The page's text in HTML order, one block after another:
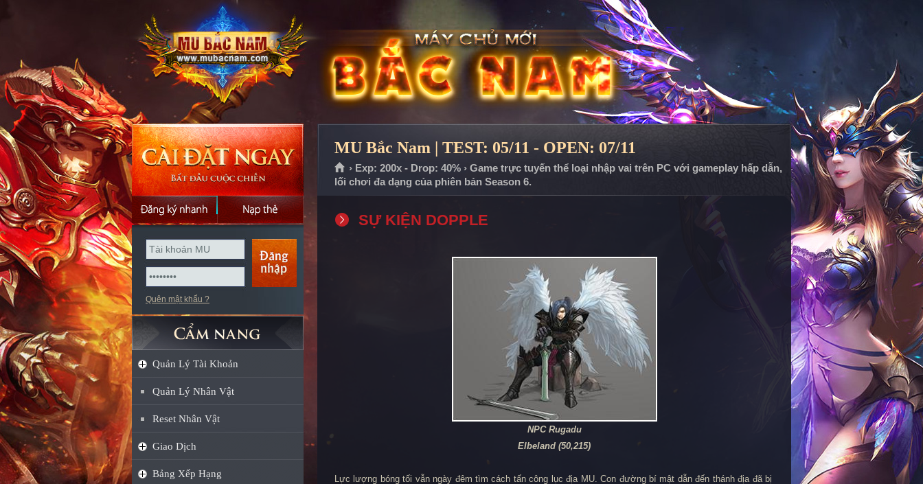
Quên mật khẩu ?
Quản Lý Tài Khoản
Quản Lý Nhân Vật
Reset Nhân Vật
Giao Dịch
Bảng Xếp Hạng
MU Bắc Nam | TEST: 05/11 - OPEN: 07/11
› Exp: 200x - Drop: 40% › Game trực tuyến thể loại nhập vai trên PC với gameplay hấp dẫn,
lối chơi đa dạng của phiên bản Season 6.
SỰ KIỆN DOPPLE
NPC Rugadu
Elbeland (50,215)
Lực lượng bóng tối vẫn ngày đêm tìm cách tấn công lục địa MU. Con đường bí mật dẫn đến thánh địa đã bị